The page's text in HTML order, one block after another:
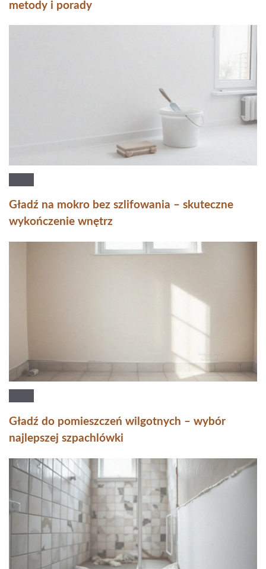
metody i porady
Gładź na mokro bez szlifowania – skuteczne
wykończenie wnętrz
Gładź do pomieszczeń wilgotnych – wybór
najlepszej szpachlówki